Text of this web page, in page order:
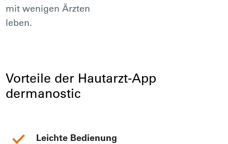
mit wenigen Ärzten
leben.
Vorteile der Hautarzt-App
dermanostic
Leichte Bedienung